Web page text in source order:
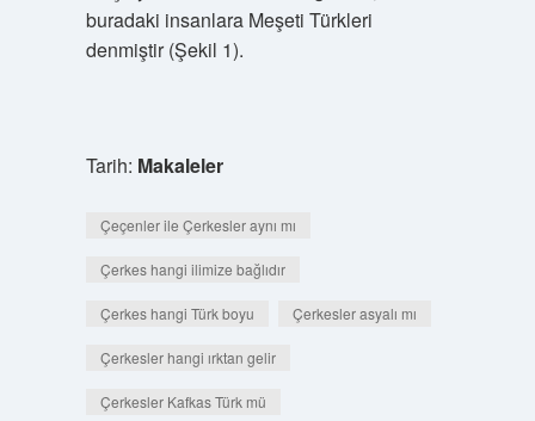
buradaki insanlara Meşeti Türkleri
denmiştir (Şekil 1).
Tarih: Makaleler
Çeçenler ile Çerkesler aynı mı
Çerkes hangi ilimize bağlıdır
Çerkes hangi Türk boyu Çerkesler asyalı mı
Çerkesler hangi ırktan gelir
Çerkesler Kafkas Türk mü